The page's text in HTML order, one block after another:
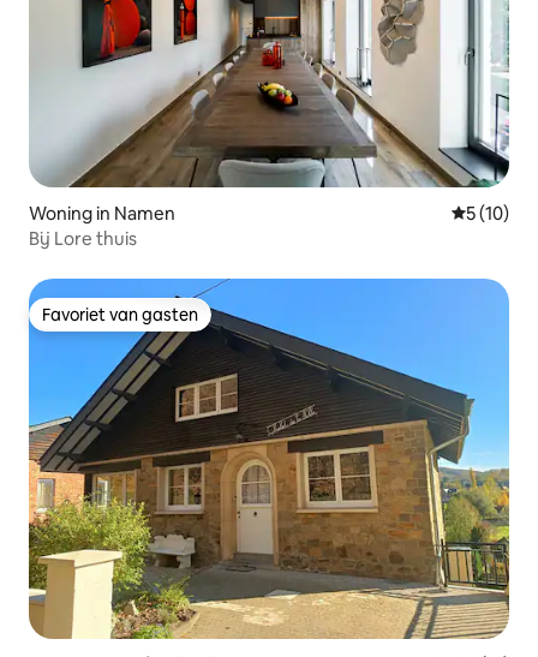
Woning in Namen
5 (10)
Bij Lore thuis
Favoriet van gasten
Favoriet van gasten